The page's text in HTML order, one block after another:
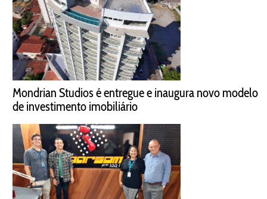
Mondrian Studios é entregue e inaugura novo modelo
de investimento imobiliário